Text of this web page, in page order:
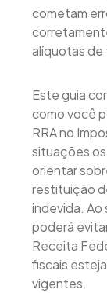
cometam
alíquotas de
Este guia
como você
RRA no
situações
orientar
restituição
indevida. Ao
poderá
Receita
fiscais
vigentes.